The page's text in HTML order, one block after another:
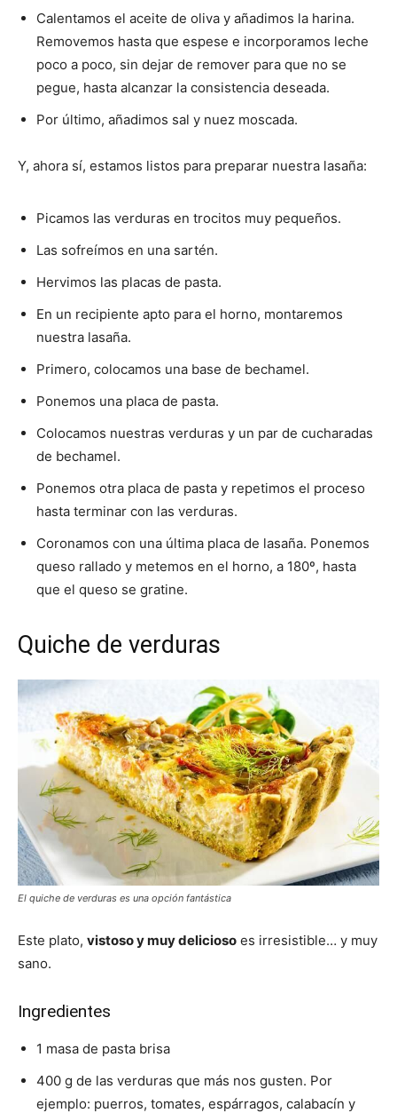
Calentamos el aceite de oliva y añadimos la harina.
Removemos hasta que espese e incorporamos leche
poco a poco, sin dejar de remover para que no se
pegue, hasta alcanzar la consistencia deseada.
Por último, añadimos sal y nuez moscada.
Y, ahora sí, estamos listos para preparar nuestra lasaña:
Picamos las verduras en trocitos muy pequeños.
Las sofreímos en una sartén.
Hervimos las placas de pasta.
En un recipiente apto para el horno, montaremos
nuestra lasaña.
Primero, colocamos una base de bechamel.
Ponemos una placa de pasta.
Colocamos nuestras verduras y un par de cucharadas
de bechamel.
Ponemos otra placa de pasta y repetimos el proceso
hasta terminar con las verduras.
Coronamos con una última placa de lasaña. Ponemos
queso rallado y metemos en el horno, a 180º, hasta
que el queso se gratine.
Quiche de verduras
El quiche de verduras es una opción fantástica
Este plato, vistoso y muy delicioso es irresistible… y muy
sano.
Ingredientes
1 masa de pasta brisa
400 g de las verduras que más nos gusten. Por
ejemplo: puerros, tomates, espárragos, calabacín y